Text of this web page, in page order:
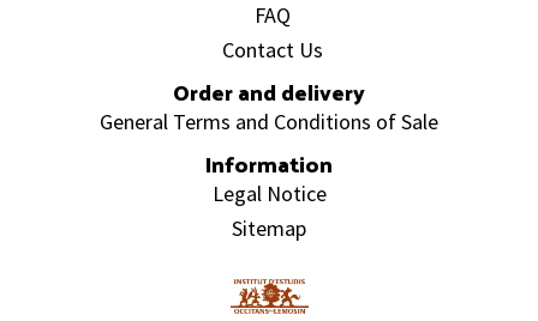
FAQ
Contact Us
Order and delivery
General Terms and Conditions of Sale
Information
Legal Notice
Sitemap